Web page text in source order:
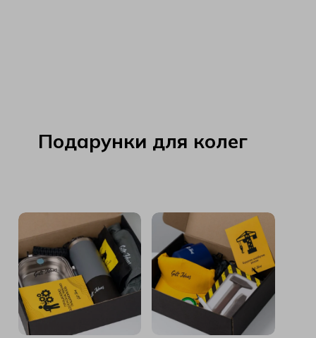
Подарунки для колег